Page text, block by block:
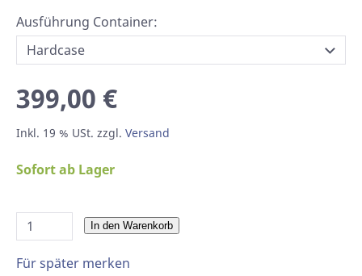
Ausführung Container:
399,00 €
Inkl. 19 % USt. zzgl. Versand
Sofort ab Lager
In den Warenkorb
Für später merken